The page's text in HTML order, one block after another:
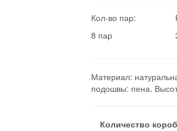
Кол-во пар:
8 пар
Материал:
подошвы: пена.
Количество